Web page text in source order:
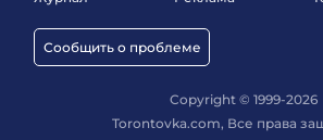
Сообщить о проблеме
Copyright © 1999-2026
Torontovka.com, Все права